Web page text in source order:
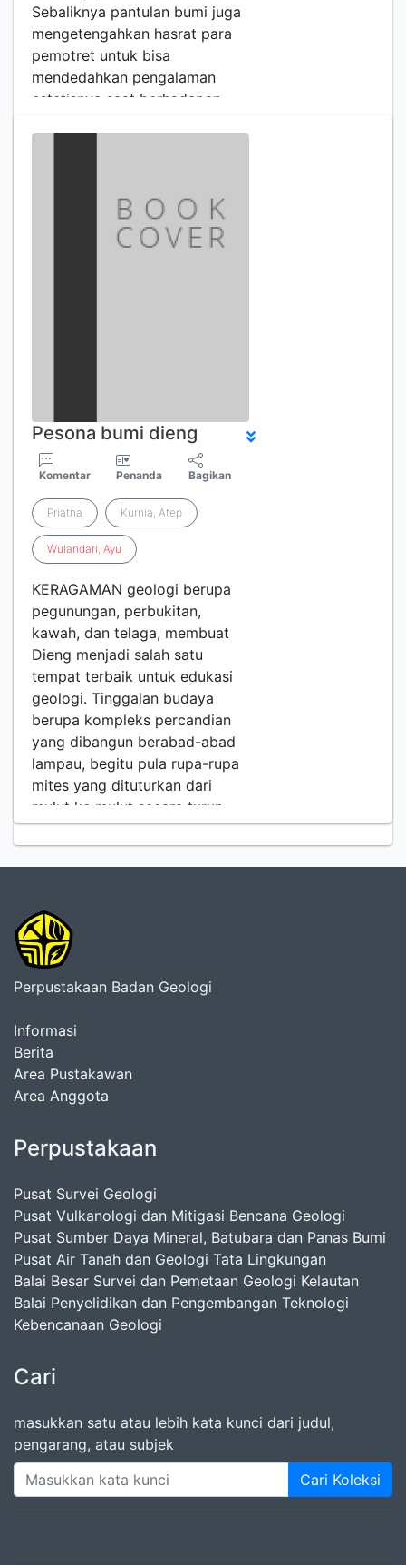
Sebaliknya pantulan bumi juga
mengetengahkan hasrat para
pemotret untuk bisa
mendedahkan pengalaman
estetisnya saat berhadapan
Pesona bumi dieng
Komentar Penanda Bagikan
Priatna Kurnia, Atep
Wulandari, Ayu
KERAGAMAN geologi berupa
pegunungan, perbukitan,
kawah, dan telaga, membuat
Dieng menjadi salah satu
tempat terbaik untuk edukasi
geologi. Tinggalan budaya
berupa kompleks percandian
yang dibangun berabad-abad
lampau, begitu pula rupa-rupa
mites yang dituturkan dari
mulut ke mulut secara turun-
temurun menarik bagi para
penekun sejarah. Sebagai da…
Perpustakaan Badan Geologi
Informasi
Berita
Area Pustakawan
Area Anggota
Perpustakaan
Pusat Survei Geologi
Pusat Vulkanologi dan Mitigasi Bencana Geologi
Pusat Sumber Daya Mineral, Batubara dan Panas Bumi
Pusat Air Tanah dan Geologi Tata Lingkungan
Balai Besar Survei dan Pemetaan Geologi Kelautan
Balai Penyelidikan dan Pengembangan Teknologi
Kebencanaan Geologi
Cari
masukkan satu atau lebih kata kunci dari judul,
pengarang, atau subjek
Cari Koleksi